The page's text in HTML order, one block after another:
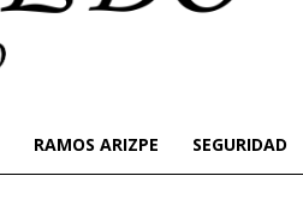
RAMOS ARIZPE SEGURIDAD